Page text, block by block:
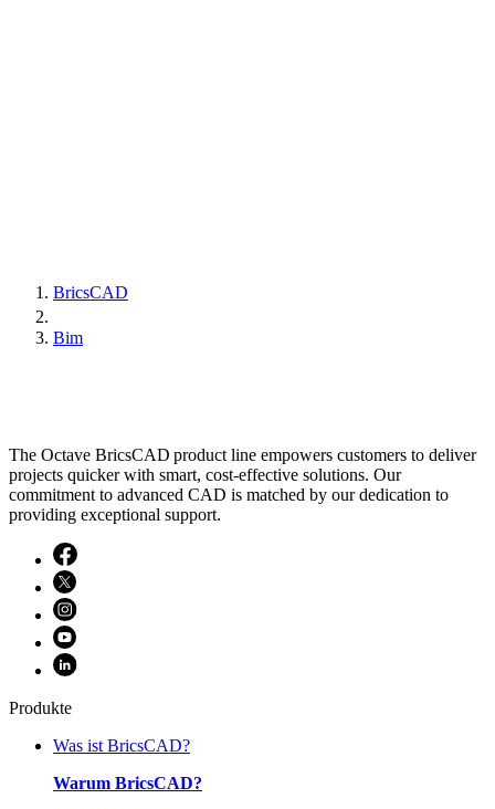
BricsCAD
Bim
The Octave BricsCAD product line empowers customers to deliver
projects quicker with smart, cost-effective solutions. Our
commitment to advanced CAD is matched by our dedication to
providing exceptional support.
Produkte
Was ist BricsCAD?
Warum BricsCAD?